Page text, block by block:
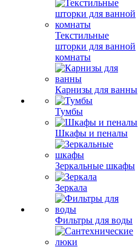
Текстильные
шторки для ванной
комнаты
Карнизы для ванны
Тумбы
Шкафы и пеналы
Зеркальные шкафы
Зеркала
Фильтры для воды